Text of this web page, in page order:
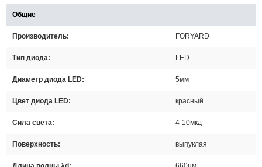
Общие
Производитель FORYARD
Тип диода LED
Диаметр диода LED 5мм
Цвет диодa LED красный
Сила света 4-10мкд
Поверхность выпуклая